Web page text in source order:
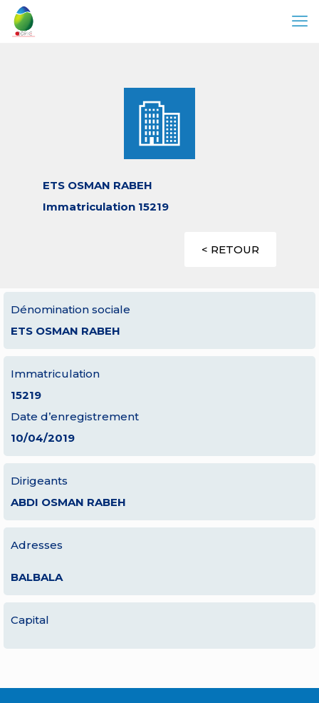
ETS OSMAN RABEH
Immatriculation 15219
< RETOUR
Dénomination sociale
ETS OSMAN RABEH
Immatriculation
15219
Date d’enregistrement
10/04/2019
Dirigeants
ABDI OSMAN RABEH
Adresses
BALBALA
Capital